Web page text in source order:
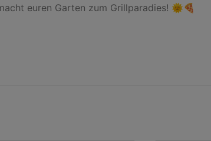
euren Garten zum Grillparadies! 🌞🍕